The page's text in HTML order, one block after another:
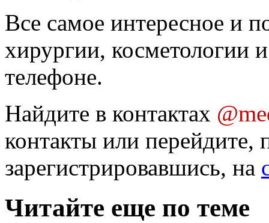
Все самое интересное и
хирургии, косметологии
телефоне.
Найдите в контактах
контакты или перейдите,
зарегистрировавшись, на
Читайте еще по теме